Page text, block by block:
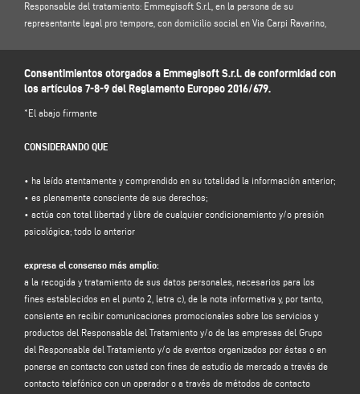
Responsable del tratamiento: Emmegisoft S.r.l., en la persona de su
representante legal pro tempore, con domicilio social en Via Carpi Ravarino,
Responsable de la protección de datos (RPD): Dr. Donato Eugenio Caccavella,
dirección de correo electrónico:dpo.voilap@amicadpo.eu
El Responsable del tratamiento tratará sus datos personales de
dirección, ciudad, código postal, provincia, estado, dirección de correo
electrónico, número de oferta/pedido) facilitados directamente por usted al
cumplimentar el formulario de recogida de datos de la sección "PAYPAL" del
sitio web del Responsable del tratamiento (www.emmegisoft.com, el "Sitio").
otros datos de pago procedentes de servicios externos de procesamiento de
pagos como, por ejemplo, la dirección de facturación, los medios de pago
utilizados, etc.
Los datos utilizados para el pago son adquiridos directamente por el operador
del servicio de pago solicitado sin ser procesados en modo alguno por el sitio
web del Titular. (
más información disponible en
la política de privacidad de
El responsable del tratamiento tiene la intención de tratar sus datos
Consentimientos otorgados a Emmegisoft S.r.l. de conformidad con
los artículos 7-8-9 del Reglamento Europeo 2016/679.
*El abajo firmante
CONSIDERANDO QUE
• ha leído atentamente y comprendido en su totalidad la información anterior;
• es plenamente consciente de sus derechos;
• actúa con total libertad y libre de cualquier condicionamiento y/o presión
psicológica; todo lo anterior
expresa el consenso más amplio:
a la recogida y tratamiento de sus datos personales, necesarios para los
fines establecidos en el punto 2, letra c), de la nota informativa y, por tanto,
consiente en recibir comunicaciones promocionales sobre los servicios y
productos del Responsable del Tratamiento y/o de las empresas del Grupo
del Responsable del Tratamiento y/o de eventos organizados por éstas o en
ponerse en contacto con usted con fines de estudio de mercado a través de
contacto telefónico con un operador o a través de métodos de contacto